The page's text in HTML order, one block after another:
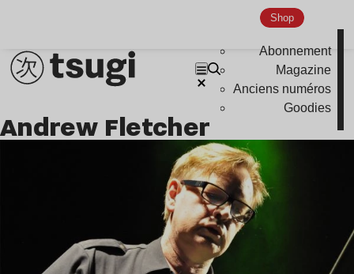
Shop
Abonnement
Magazine
Anciens numéros
Goodies
Andrew Fletcher